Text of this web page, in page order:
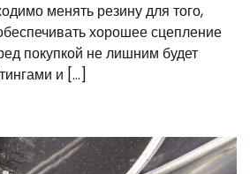
менять резину для того,
хорошее сцепление
покупкой не лишним будет
и […]